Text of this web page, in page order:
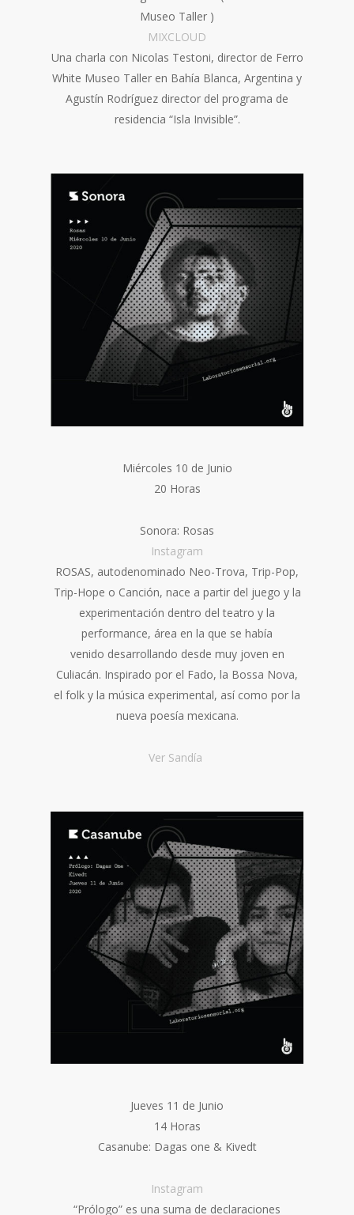
Museo Taller )
MIXCLOUD
Una charla con Nicolas Testoni, director de Ferro
White Museo Taller en Bahía Blanca, Argentina y
Agustín Rodríguez director del programa de
residencia “Isla Invisible”.
Miércoles 10 de Junio
20 Horas
Sonora: Rosas
Instagram
ROSAS, autodenominado Neo-Trova, Trip-Pop,
Trip-Hope o Canción, nace a partir del juego y la
experimentación dentro del teatro y la
performance, área en la que se había
venido desarrollando desde muy joven en
Culiacán. Inspirado por el Fado, la Bossa Nova,
el folk y la música experimental, así como por la
nueva poesía mexicana.
Ver Sandía
Jueves 11 de Junio
14 Horas
Casanube: Dagas one & Kivedt
Instagram
“Prólogo” es una suma de declaraciones